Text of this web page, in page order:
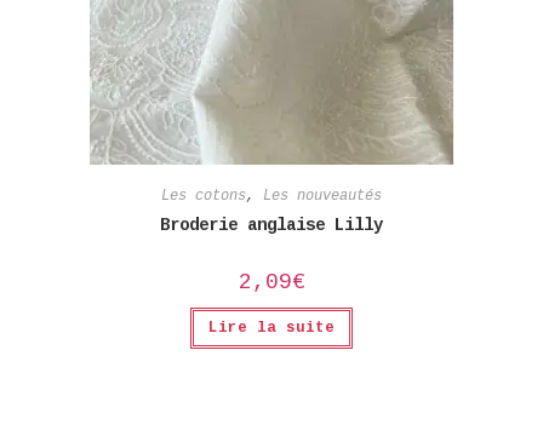
Les cotons, Les nouveautés
Broderie anglaise Lilly
2,09€
Lire la suite